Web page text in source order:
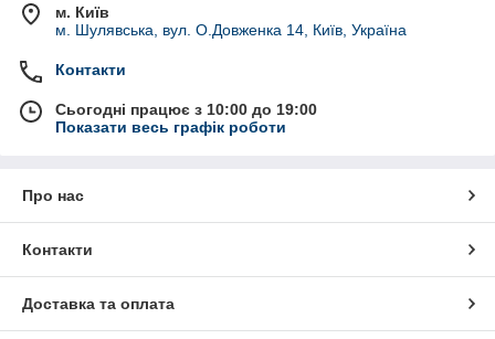
м. Київ
м. Шулявська, вул. О.Довженка 14, Київ, Україна
Контакти
Сьогодні працює з 10:00 до 19:00
Показати весь графік роботи
Про нас
Контакти
Доставка та оплата